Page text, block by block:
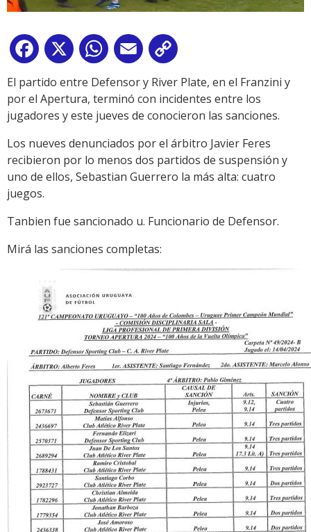
Facebook
X WhatsApp
Email
Link
El partido entre Defensor y River Plate, en el Franzini y
por el Apertura, terminó con incidentes entre los
jugadores y este jueves de conocieron las sanciones.
Los nueves denunciados por el árbitro Javier Feres
recibieron por lo menos dos partidos de suspensión y
uno de ellos, Sebastian Guerrero la más alta: cuatro
juegos.
Tanbien fue sancionado u. Funcionario de Defensor.
Mirá las sanciones completas: